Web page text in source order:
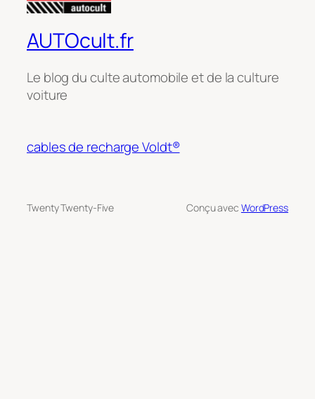
AUTOcult.fr
Le blog du culte automobile et de la culture
voiture
cables de recharge Voldt®
Twenty Twenty-Five Conçu avec WordPress